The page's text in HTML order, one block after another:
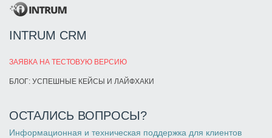
INTRUM CRM
ЗАЯВКА НА ТЕСТОВУЮ ВЕРСИЮ
БЛОГ: УСПЕШНЫЕ КЕЙСЫ И ЛАЙФХАКИ
ОСТАЛИСЬ ВОПРОСЫ?
Информационная и техническая поддержка для клиентов